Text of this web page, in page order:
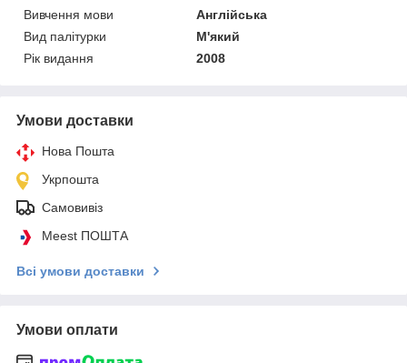
Вивчення мови
Англійська
Вид палітурки
М'який
Рік видання
2008
Умови доставки
Нова Пошта
Укрпошта
Самовивіз
Meest ПОШТА
Всі умови доставки
Умови оплати